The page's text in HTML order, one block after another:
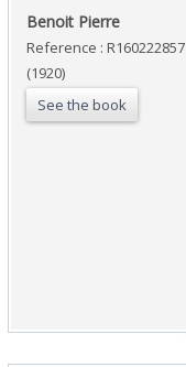
‎Benoit Pierre‎
Reference : R160222857
(1920)
See the book